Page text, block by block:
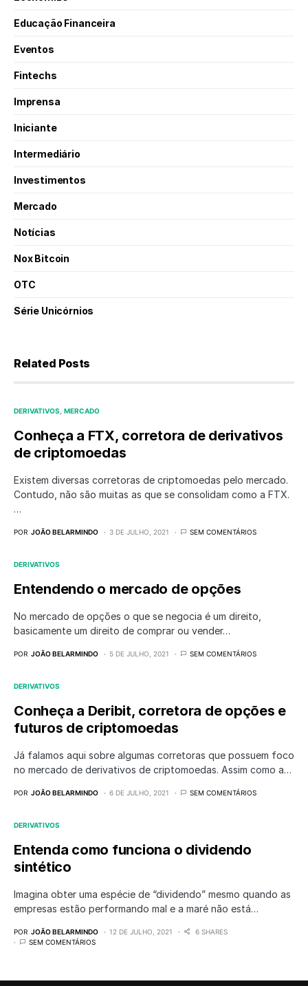
Educação Financeira
Eventos
Fintechs
Imprensa
Iniciante
Intermediário
Investimentos
Mercado
Notícias
Nox Bitcoin
OTC
Série Unicórnios
Related Posts
DERIVATIVOS MERCADO
Conheça a FTX, corretora de derivativos
de criptomoedas
Existem diversas corretoras de criptomoedas pelo mercado.
Contudo, não são muitas as que se consolidam como a FTX.
…
POR JOÃO BELARMINDO 3 DE JULHO, 2021 SEM COMENTÁRIOS
DERIVATIVOS
Entendendo o mercado de opções
No mercado de opções o que se negocia é um direito,
basicamente um direito de comprar ou vender…
POR JOÃO BELARMINDO 5 DE JULHO, 2021 SEM COMENTÁRIOS
DERIVATIVOS
Conheça a Deribit, corretora de opções e
futuros de criptomoedas
Já falamos aqui sobre algumas corretoras que possuem foco
no mercado de derivativos de criptomoedas. Assim como a…
POR JOÃO BELARMINDO 6 DE JULHO, 2021 SEM COMENTÁRIOS
DERIVATIVOS
Entenda como funciona o dividendo
sintético
Imagina obter uma espécie de “dividendo” mesmo quando as
empresas estão performando mal e a maré não está…
POR JOÃO BELARMINDO 12 DE JULHO, 2021
6 SHARES
SEM COMENTÁRIOS